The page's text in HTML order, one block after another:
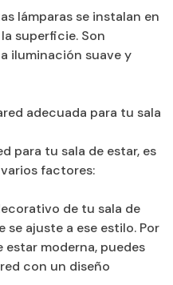
lámparas se instalan en
superficie. Son
iluminación suave y
adecuada para tu sala
para tu sala de estar, es
factores:
de tu sala de
se ajuste a ese estilo. Por
estar moderna, puedes
con un diseño